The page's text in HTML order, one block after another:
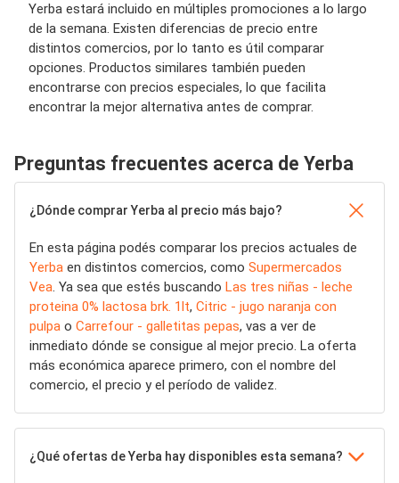
Yerba estará incluido en múltiples promociones a lo largo
de la semana. Existen diferencias de precio entre
distintos comercios, por lo tanto es útil comparar
opciones. Productos similares también pueden
encontrarse con precios especiales, lo que facilita
encontrar la mejor alternativa antes de comprar.
Preguntas frecuentes acerca de Yerba
¿Dónde comprar Yerba al precio más bajo?
En esta página podés comparar los precios actuales de
Yerba en distintos comercios, como Supermercados
Vea. Ya sea que estés buscando Las tres niñas - leche
proteina 0% lactosa brk. 1lt, Citric - jugo naranja con
pulpa o Carrefour - galletitas pepas, vas a ver de
inmediato dónde se consigue al mejor precio. La oferta
más económica aparece primero, con el nombre del
comercio, el precio y el período de validez.
¿Qué ofertas de Yerba hay disponibles esta semana?